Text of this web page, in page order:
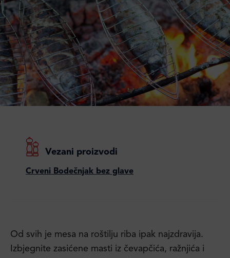
Vezani proizvodi
Crveni Bodečnjak bez glave
Od svih je mesa na roštilju riba ipak najzdravija.
Izbjegnite zasićene masti iz čevapčića, ražnjića i